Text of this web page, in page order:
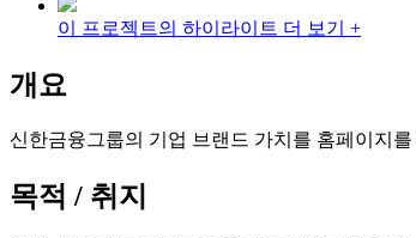
이 프로젝트의 하이라이트 더 보기 +
개요
신한금융그룹의 기업 브랜드 가치를 홈페이지
목적 / 취지